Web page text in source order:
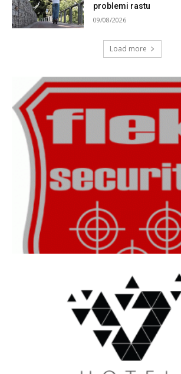
problemi rastu
09/08/2026
Load more